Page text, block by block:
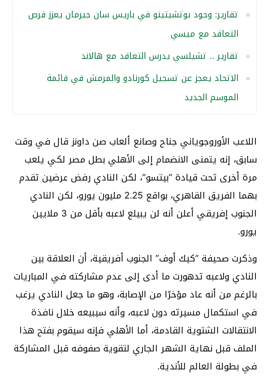
تقارير: وجود بوتشيتينو في باريس سان جيرمان يعزز فرص
التعاقد مع ميسي
تقارير .. تشيلسي يدرس التعاقد مع هالاند
الاتحاد يعجز عن تسجيل كورنادو والمرمش في قائمة
الموسم الجديد
اللاعب الأوروجوياني جناح وصانع ألعاب صن داونز قال في وقت
سابق، إنه يتمنى الانضمام إلى الأهلي بطل مصر لكي يلعب
مرة أخرى تحت قيادة “بيتسو”، لكن النادي رفض عرضين تقدم
بهما الفريق القاهري، بواقع 2.25 مليون يورو، لكن النادي
الجنوب إفريقي أعلن أنه لن يبيلع لاعبه بأقل من 3 ملايين
يورو.
وذكرت صحيفة “كيك أوف” الجنوب أفريقية، أن العلاقة بين
النادي ولاعبه تدهورت ما أدى إلى عدم مشاركته في المباريات
بالرغم من أنه عاد مؤخرًا من الإصابة، وهو ما جعل النادي يرغب
في استكمال مسيرته دون لاعبه، وأنه سيبيعه خلال نافذة
الانتقالات الشتوية القادمة، أما الأهلي فإنه سيقوم بفتح هذا
الملف قبل نهاية الشهر الجاري لتقوية صفوفه قبل المشاركة
في بطولة العالم للأندية.